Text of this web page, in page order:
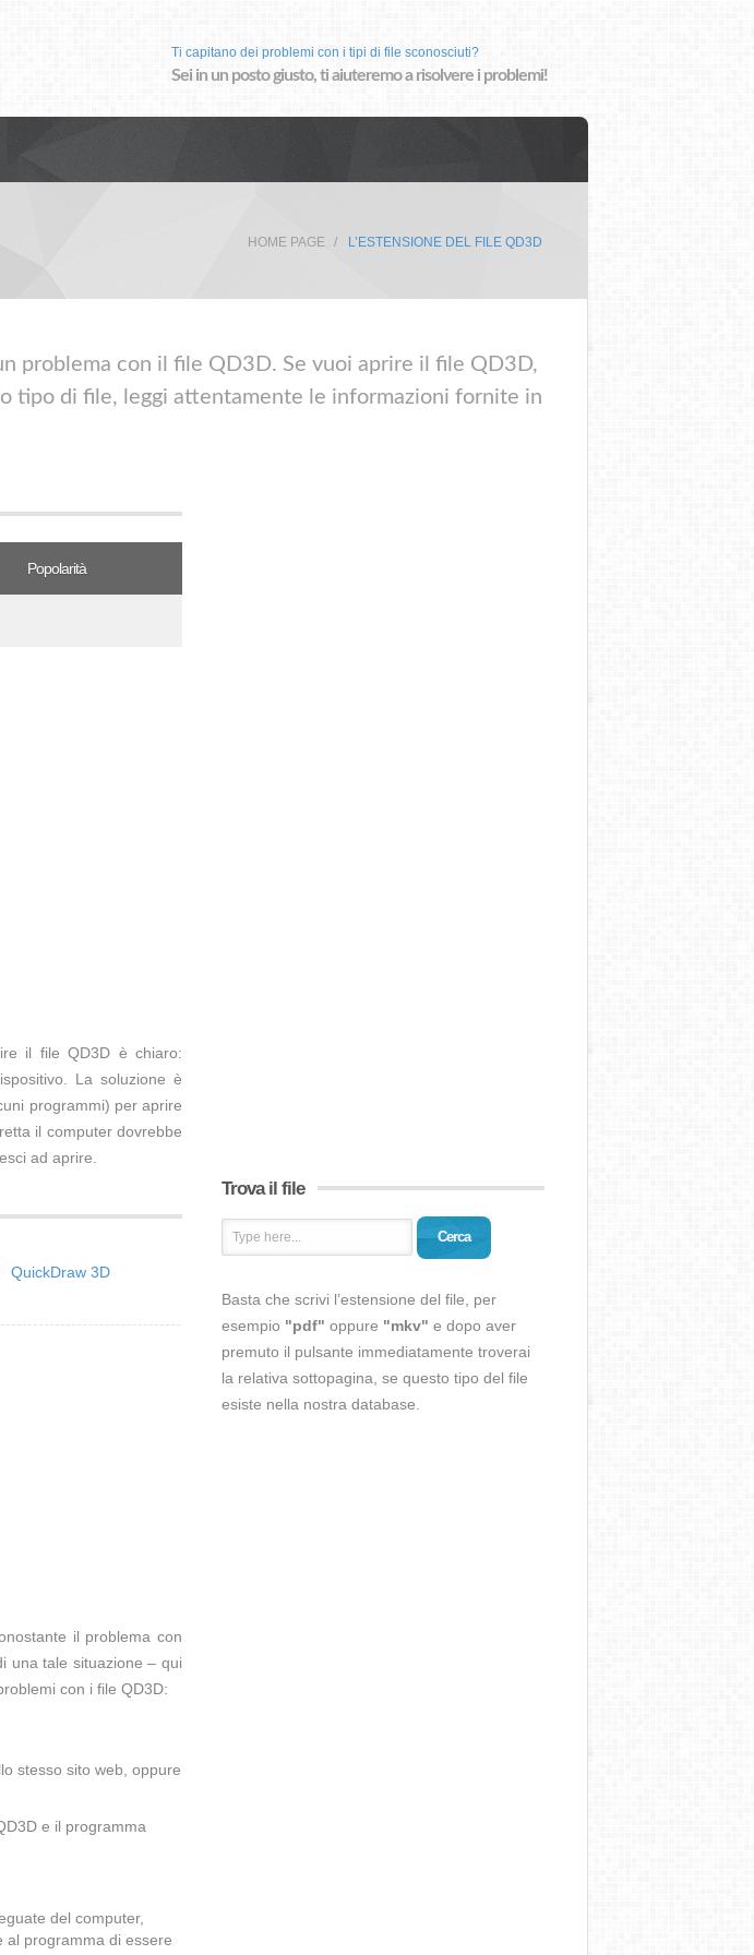
Ti capitano dei problemi con i tipi di file sconosciuti?
Sei in un posto giusto, ti aiuteremo a risolvere i problemi!
HOME PAGE L’ESTENSIONE DEL FILE QD3D
problema con il file QD3D. Se vuoi aprire il file QD3D,
tipo di file, leggi attentamente le informazioni fornite in
Popolarità
il file QD3D è chiaro:
La soluzione è
programmi) per aprire
il computer dovrebbe
ad aprire.
QuickDraw 3D
il problema con
una tale situazione – qui
con i file QD3D:
stesso sito web, oppure
e il programma
del computer,
al programma di essere
Trova il file
Cerca
Basta che scrivi l’estensione del file, per
esempio "pdf" oppure "mkv" e dopo aver
premuto il pulsante immediatamente troverai
la relativa sottopagina, se questo tipo del file
esiste nella nostra database.